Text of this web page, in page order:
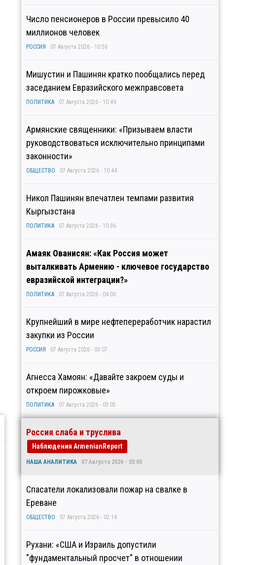
Число пенсионеров в России превысило 40
миллионов человек
РОССИЯ 07 Августа 2026 - 10:56
Мишустин и Пашинян кратко пообщались перед
заседанием Евразийского межправсовета
ПОЛИТИКА 07 Августа 2026 - 10:49
Армянские священники: «Призываем власти
руководствоваться исключительно принципами
законности»
ОБЩЕСТВО 07 Августа 2026 - 10:44
Никол Пашинян впечатлен темпами развития
Кыргызстана
ПОЛИТИКА 07 Августа 2026 - 10:36
Амаяк Ованисян: «Как Россия может
выталкивать Армению - ключевое государство
евразийской интеграции?»
ПОЛИТИКА 07 Августа 2026 - 04:00
Крупнейший в мире нефтепереработчик нарастил
закупки из России
РОССИЯ 07 Августа 2026 - 03:07
Агнесса Хамоян: «Давайте закроем суды и
откроем пирожковые»
ПОЛИТИКА 07 Августа 2026 - 03:05
Россия слаба и труслива
Наблюдения ArmenianReport
НАША АНАЛИТИКА 07 Августа 2026 - 03:00
Спасатели локализовали пожар на свалке в
Ереване
ОБЩЕСТВО 07 Августа 2026 - 02:14
Рухани: «США и Израиль допустили
"фундаментальный просчет" в отношении